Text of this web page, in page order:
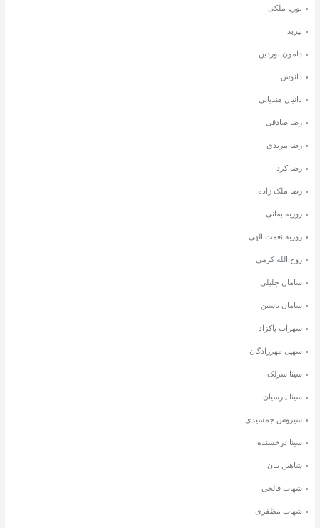
پوریا ملکی
پیربد
دامون نوردین
دانوش
دانیال هندیانی
رضا صادقی
رضا مریدی
رضا کرد
رضا ملک زاده
روزبه بمانی
روزبه نعمت الهی
روح الله کرمی
سامان جلیلی
سامان یاسین
سهراب پاکزاد
سهیل مهرزادگان
سینا سرلک
سینا پارسیان
سیروس جمشیدی
سینا درخشنده
شاهین بنان
شهاب فالجی
شهاب مظفری